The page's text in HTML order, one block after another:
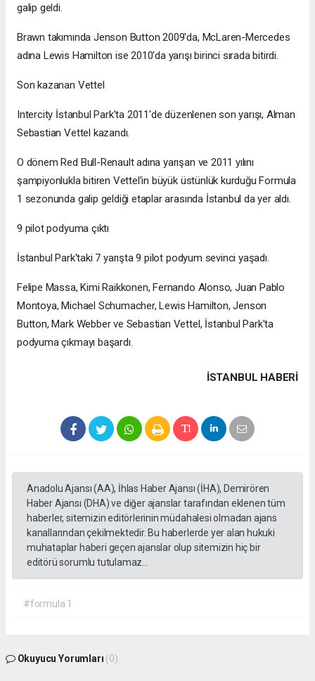
galip geldi.
Brawn takımında Jenson Button 2009'da, McLaren-Mercedes
adına Lewis Hamilton ise 2010'da yarışı birinci sırada bitirdi.
Son kazanan Vettel
Intercity İstanbul Park'ta 2011'de düzenlenen son yarışı, Alman
Sebastian Vettel kazandı.
O dönem Red Bull-Renault adına yarışan ve 2011 yılını
şampiyonlukla bitiren Vettel'in büyük üstünlük kurduğu Formula
1 sezonunda galip geldiği etaplar arasında İstanbul da yer aldı.
9 pilot podyuma çıktı
İstanbul Park'taki 7 yarışta 9 pilot podyum sevinci yaşadı.
Felipe Massa, Kimi Raikkonen, Fernando Alonso, Juan Pablo
Montoya, Michael Schumacher, Lewis Hamilton, Jenson
Button, Mark Webber ve Sebastian Vettel, İstanbul Park'ta
podyuma çıkmayı başardı.
İSTANBUL HABERİ
Anadolu Ajansı (AA), İhlas Haber Ajansı (İHA), Demirören
Haber Ajansı (DHA) ve diğer ajanslar tarafından eklenen tüm
haberler, sitemizin editörlerinin müdahalesi olmadan ajans
kanallarından çekilmektedir. Bu haberlerde yer alan hukuki
muhataplar haberi geçen ajanslar olup sitemizin hiç bir
editörü sorumlu tutulamaz...
#formula 1
Okuyucu Yorumları (0)